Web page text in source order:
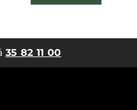
35 82 11 00